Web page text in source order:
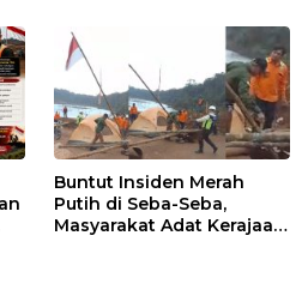
Buntut Insiden Merah
Putih di Seba-Seba,
Masyarakat Adat Kerajaan